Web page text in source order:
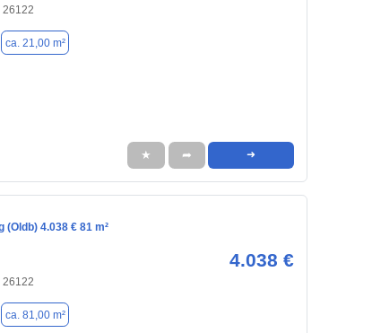
26122
ca. 21,00 m²
★ ➦ ➜
(Oldb) 4.038 € 81 m²
4.038 €
26122
ca. 81,00 m²